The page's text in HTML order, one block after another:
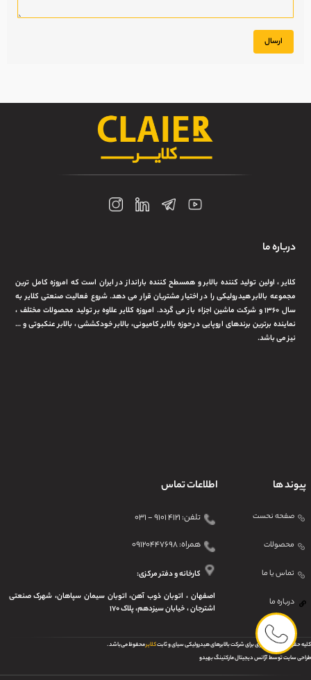
ارسال
درباره ما
کلایر ، اولین تولید کننده بالابر و همسطح کننده بارانداز در ایران است که امروزه کامل ترین
مجموعه بالابر هیدرولیکی را در اختیار مشتریان قرار می دهد. شروع فعالیت صنعتی کلایر به
سال ۱۳۶۰ و شرکت ماشین اجزاء باز می گردد. امروزه کلایر علاوه بر تولید محصولات مختلف ،
نماینده برترین برندهای اروپایی در حوزه بالابر کامیونی، بالابر خودکششی ، بالابر عنکبوتی و …
نیز می باشد.
پیوند ها
صفحه نحست
محصولات
تماس یا ما
درباره ما
اطلاعات تماس
تلفن: ۴۱۲۱ ۹۱۰۱ - ۰۳۱
همراه: ۰۹۱۲۰۴۴۷۶۹۸
کارخانه و دفتر مرکزی:
اصفهان ، اتوبان ذوب آهن، اتوبان سیمان سپاهان، شهرک صنعتی
اشترجان ، خیابان سیزدهم، پلاک ۱۷۰
کلیه حقوق مادی و معنوی برایشرکت بالابرهای هیدرولیکی سیای و ثابتکلایرمحفوظ می‌باشد .
طراحی سایت توسطآژانس دیجیتال مارکتینگ بهیدو